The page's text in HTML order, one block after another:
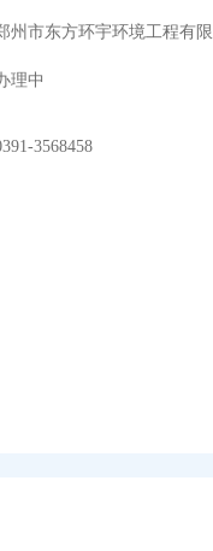
州市东方环宇环境工程有
理中
3568458